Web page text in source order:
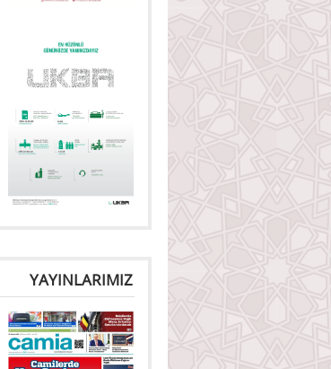
YAYINLARIMIZ